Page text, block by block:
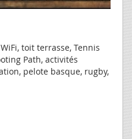
toit terrasse, Tennis
Path, activités
pelote basque, rugby,